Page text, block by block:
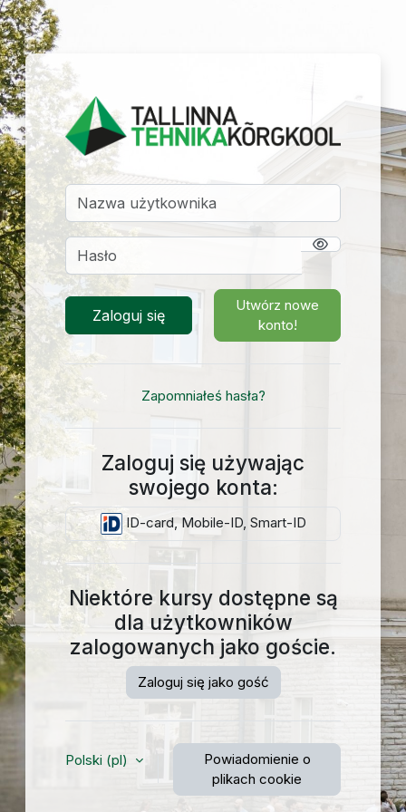
Przejdź do głównej zawartości
Zaloguj do
Pomiń tworzenie nowego konta
Nazwa użytkownika
Hasło
Zaloguj się
Utwórz nowe
konto!
Zapomniałeś hasła?
Zaloguj się używając
swojego konta:
ID-card, Mobile-ID, Smart-ID
Niektóre kursy dostępne są
dla użytkowników
zalogowanych jako goście.
Zaloguj się jako gość
Polski ‎(pl)‎
Powiadomienie o
plikach cookie